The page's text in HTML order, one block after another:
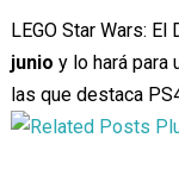
LEGO Star Wars:
junio y lo hará para
las que destaca